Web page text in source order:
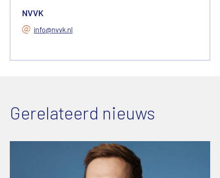
NVVK
info@nvvk.nl
Gerelateerd nieuws